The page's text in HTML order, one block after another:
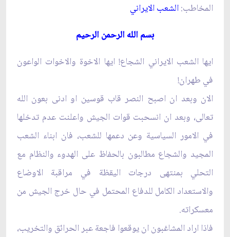
المخاطب:الشعب الايراني‏
بسم الله الرحمن الرحيم‏
ايها الشعب الايراني الشجاع! ايها الاخوة والاخوات الواعون
في طهران!
الان وبعد ان اصبح النصر قاب قوسين او ادنى بعون الله
تعالى، وبعد ان انسحبت قوات الجيش واعلنت عدم تدخلها
في الامور السياسية وعن دعمها للشعب، فان ابناء الشعب
المجيد والشجاع مطالبون بالحفاظ على الهدوء والنظام مع
التحلي بمنتهى درجات اليقظة في مراقبة الاوضاع
والاستعداد الكامل للدفاع المحتمل في حال خرج الجيش من
معسكراته.
فاذا اراد المشاغبون ان يوقعوا فاجعة عبر الحرائق والتخريب،